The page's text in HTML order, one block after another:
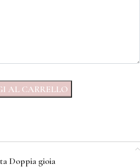
AL CARRELLO
Doppia gioia